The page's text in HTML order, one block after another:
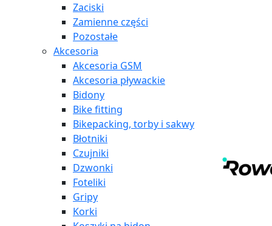
Zaciski
Zamienne części
Pozostałe
Akcesoria
Akcesoria GSM
Akcesoria pływackie
Bidony
Bike fitting
Bikepacking, torby i sakwy
Błotniki
Czujniki
Dzwonki
Foteliki
Gripy
Korki